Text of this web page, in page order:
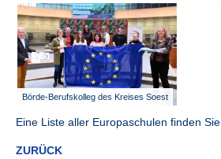
Börde-Berufskolleg des Kreises Soest
Eine Liste aller Europaschulen finden Sie
ZURÜCK